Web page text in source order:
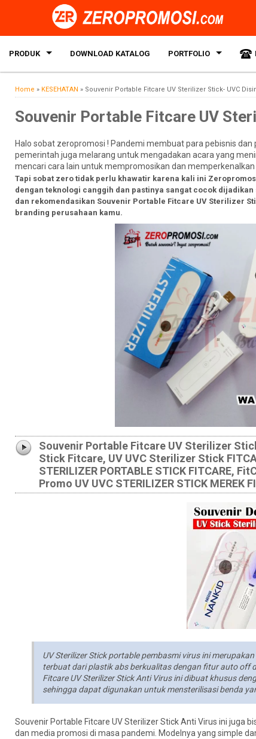
PRODUK DOWNLOAD KATALOG PORTFOLIO
Home » KESEHATAN » Souvenir Portable Fitcare UV Sterilizer Stick- UVC
Souvenir Portable Fitcare UV
Halo sobat zeropromosi ! Pandemi membuat para pebisnis
pemerintah juga melarang untuk mengadakan acara yang
mencari cara lain untuk mempromosikan dan
Tapi sobat zero tidak perlu khawatir karena kali ini
dengan teknologi canggih dan pastinya sangat cocok
dan rekomendasikan Souvenir Portable Fitcare UV Sterilizer
branding perusahaan kamu.
Souvenir Portable Fitcare UV Sterilizer
Stick Fitcare, UV UVC Sterilizer Stick
STERILIZER PORTABLE STICK FITCARE,
Promo UV UVC STERILIZER STICK MEREK
UV Sterilizer Stick portable pembasmi virus ini
terbuat dari plastik abs berkualitas dengan fitur auto off
Fitcare UV Sterilizer Stick Anti Virus ini dibuat khusus
sehingga dapat digunakan untuk mensterilisasi benda
Souvenir Portable Fitcare UV Sterilizer Stick Anti Virus ini juga
dan media promosi di masa pandemi. Modelnya yang simple